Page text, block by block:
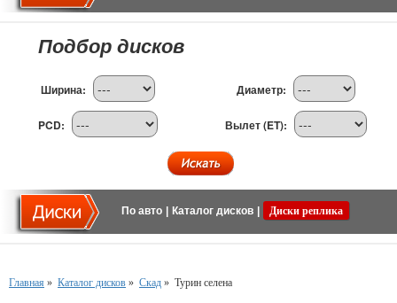
Подбор дисков
Ширина: Диаметр:
PCD: Вылет (ET):
По авто Каталог дисков Диски реплика
Главная » Каталог дисков » Скад » Турин селена